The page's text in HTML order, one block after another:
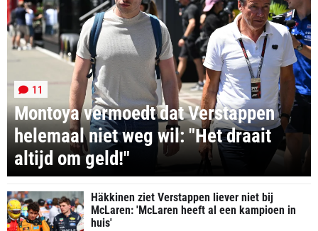
Montoya vermoedt dat Verstappen
helemaal niet weg wil: "Het draait
altijd om geld!"
11
Häkkinen ziet Verstappen liever niet bij
McLaren: 'McLaren heeft al een kampioen in
huis'